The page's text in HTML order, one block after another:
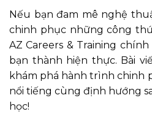
Nếu bạn đam mê nghệ
chinh phục những công
AZ Careers & Training
bạn thành hiện thực. Bài
khám phá hành trình chinh
nổi tiếng cùng định hướng
học!